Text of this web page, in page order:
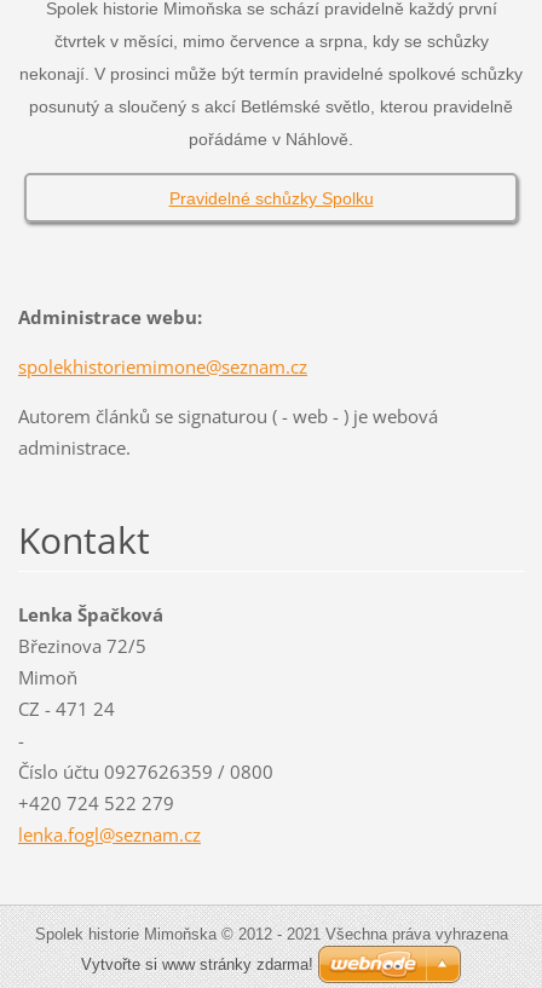
Spolek historie Mimoňska se schází pravidelně každý první
čtvrtek v měsíci, mimo července a srpna, kdy se schůzky
nekonají. V prosinci může být termín pravidelné spolkové schůzky
posunutý a sloučený s akcí Betlémské světlo, kterou pravidelně
pořádáme v Náhlově.
Pravidelné schůzky Spolku
Administrace webu:
spolekhistoriemimone@seznam.cz
Autorem článků se signaturou ( - web - ) je webová
administrace.
Kontakt
Lenka Špačková
Březinova 72/5
Mimoň
CZ - 471 24
-
Číslo účtu 0927626359 / 0800
+420 724 522 279
lenka.fogl@seznam.cz
Spolek historie Mimoňska © 2012 - 2021 Všechna práva vyhrazena
Vytvořte si www stránky zdarma!